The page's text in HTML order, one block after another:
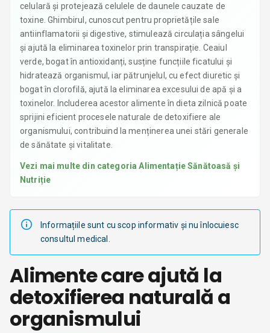
celulară și protejează celulele de daunele cauzate de
toxine. Ghimbirul, cunoscut pentru proprietățile sale
antiinflamatorii și digestive, stimulează circulația sângelui
și ajută la eliminarea toxinelor prin transpirație. Ceaiul
verde, bogat în antioxidanți, susține funcțiile ficatului și
hidratează organismul, iar pătrunjelul, cu efect diuretic și
bogat în clorofilă, ajută la eliminarea excesului de apă și a
toxinelor. Includerea acestor alimente în dieta zilnică poate
sprijini eficient procesele naturale de detoxifiere ale
organismului, contribuind la menținerea unei stări generale
de sănătate și vitalitate.
Vezi mai multe din categoriaAlimentație Sănătoasă și
Nutriție
Informațiile sunt cu scop informativ și nu înlocuiesc
consultul medical.
Alimente care ajută la
detoxifierea naturală a
organismului